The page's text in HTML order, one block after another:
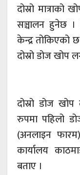
दोस्रो
सञ्चालन हुनेछ ।
केन्द्र तोकिएको
दोस्रो डोज खोप
दोस्रो डोज
रुपमा पहिलो
(अनलाइन
कार्यालय
बताए ।